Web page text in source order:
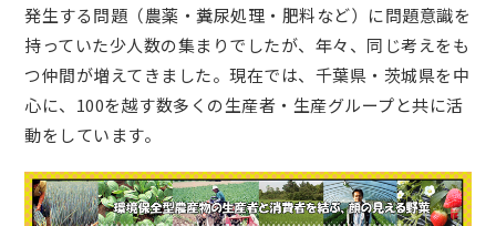
発生する問題（農薬・糞尿処理・肥料など）に問題意識を
持っていた少人数の集まりでしたが、年々、同じ考えをも
つ仲間が増えてきました。現在では、千葉県・茨城県を中
心に、100を越す数多くの生産者・生産グループと共に活
動をしています。